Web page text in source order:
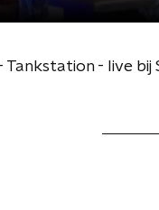
Tankstation - live bij